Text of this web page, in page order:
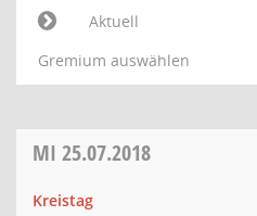
Aktuell
Gremium auswählen
MI 25.07.2018
Kreistag